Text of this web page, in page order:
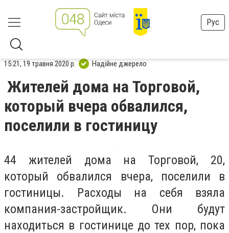
Рус
15:21, 19 травня 2020 р. Надійне джерело
Жителей дома на Торговой,
который вчера обвалился,
поселили в гостиницу
44 жителей дома на Торговой, 20,
который обвалился вчера, поселили в
гостиницы. Расходы на себя взяла
компания-застройщик. Они будут
находиться в гостинице до тех пор, пока